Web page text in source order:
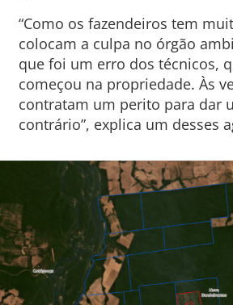
“Como os fazendeiros tem
colocam a culpa no órgão
que foi um erro dos técnicos,
começou na propriedade. Às
contratam um perito para dar
contrário”, explica um desses